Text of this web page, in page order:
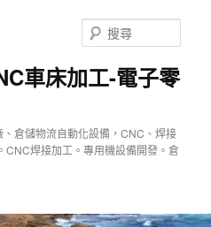
車床加工-電子零
倉儲物流自動化設備，CNC、焊接
CNC焊接加工。專用機設備開發。倉
尋